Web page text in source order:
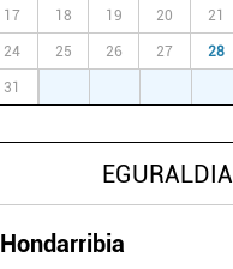
17 18 19 20 21
24 25 26 27 28
31
EGURALDIA
Hondarribia